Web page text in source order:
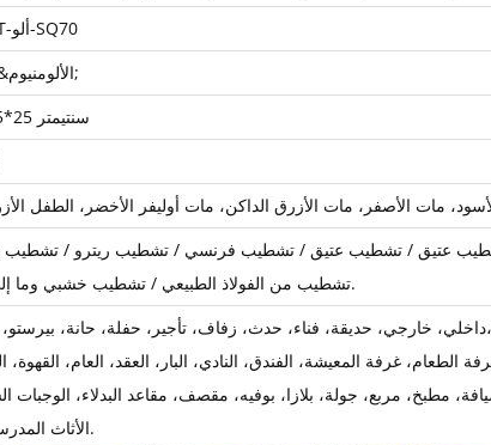
836DT-ألو-SQ70
الألومنيوم&نبسب;
75*75*25 سنتيمتر
تشطيب من الفولاذ الطبيعي / تشطيب خشبي وما إلى ذلك.
داخلي، خارجي، حديقة، فناء، حدث، زفاف، تأجير، حفلة، حانة، بيرستو، مطعم،
الأثاث المدرسي الخ.